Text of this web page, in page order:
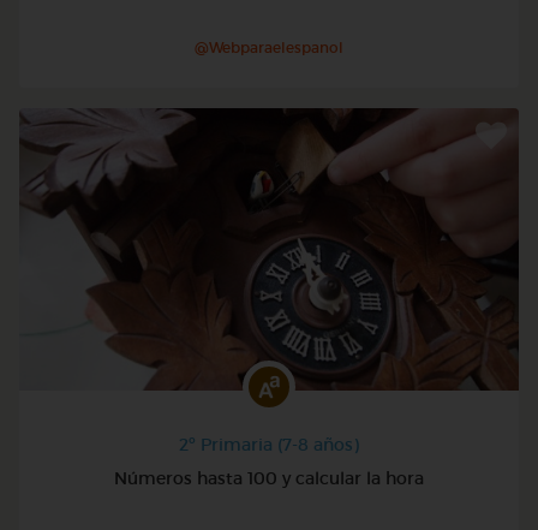
@Webparaelespanol
2º Primaria (7-8 años)
Números hasta 100 y calcular la hora